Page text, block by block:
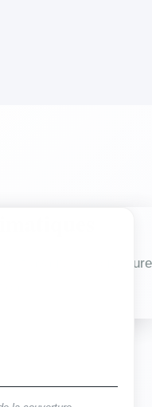
travaux de couverture